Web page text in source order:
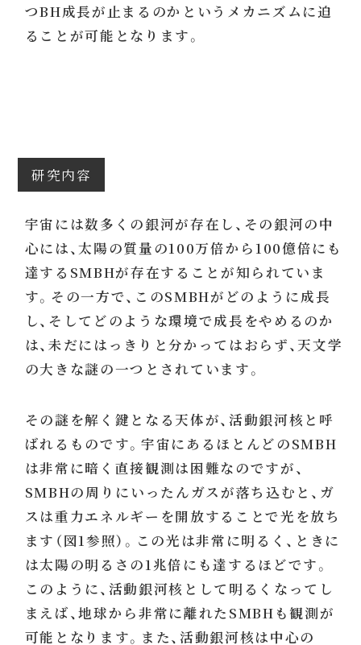
つBH成長が止まるのかというメカニズムに迫
ることが可能となります。
研究内容
宇宙には数多くの銀河が存在し、その銀河の中
心には、太陽の質量の100万倍から100億倍にも
達するSMBHが存在することが知られていま
す。その一方で、このSMBHがどのように成長
し、そしてどのような環境で成長をやめるのか
は、未だにはっきりと分かってはおらず、天文学
の大きな謎の一つとされています。
その謎を解く鍵となる天体が、活動銀河核と呼
ばれるものです。宇宙にあるほとんどのSMBH
は非常に暗く直接観測は困難なのですが、
SMBHの周りにいったんガスが落ち込むと、ガ
スは重力エネルギーを開放することで光を放ち
ます（図1参照）。この光は非常に明るく、ときに
は太陽の明るさの1兆倍にも達するほどです。
このように、活動銀河核として明るくなってし
まえば、地球から非常に離れたSMBHも観測が
可能となります。また、活動銀河核は中心の